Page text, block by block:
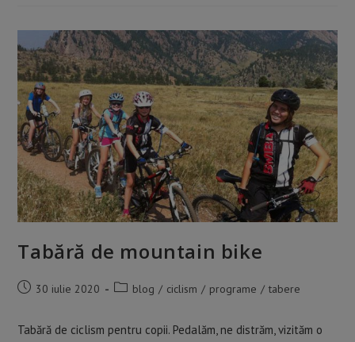
Tabără de mountain bike
Post30 iulie 2020
Postblog / ciclism / programe / tabere
Tabără de ciclism pentru copii. Pedalăm, ne distrăm, vizităm o